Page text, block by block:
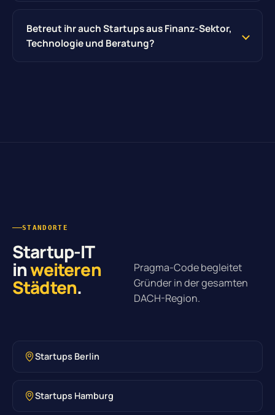
Betreut ihr auch Startups aus Finanz-Sektor,
Technologie und Beratung?
STANDORTE
Startup-IT
inweiteren
Städten.
Pragma-Code begleitet
Gründer in der gesamten
DACH-Region.
Startups Berlin
Startups Hamburg